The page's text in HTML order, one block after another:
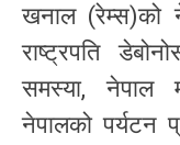
खनाल (रेम्स)को
राष्ट्रपति
समस्या, नेपाल
नेपालको पर्यटन